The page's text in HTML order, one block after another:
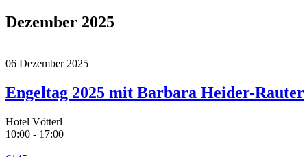
Dezember 2025
06 Dezember 2025
Engeltag 2025 mit Barbara Heider-Rauter
Hotel Vötterl
10:00 - 17:00